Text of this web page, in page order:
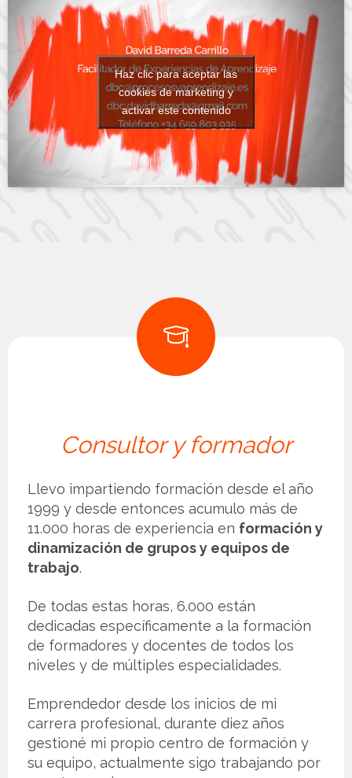
Haz clic para aceptar las
cookies de marketing y
activar este contenido
Consultor y formador
Llevo impartiendo formación desde el año
1999 y desde entonces acumulo más de
11.000 horas de experiencia en formación y
dinamización de grupos y equipos de
trabajo.
De todas estas horas, 6.000 están
dedicadas específicamente a la formación
de formadores y docentes de todos los
niveles y de múltiples especialidades.
Emprendedor desde los inicios de mi
carrera profesional, durante diez años
gestioné mi propio centro de formación y
su equipo, actualmente sigo trabajando por